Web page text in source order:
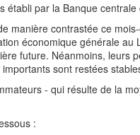
établi par la Banque
manière contrastée ce
économique générale au
future. Néanmoins, leurs
sont restées
- qui résulte de la
: